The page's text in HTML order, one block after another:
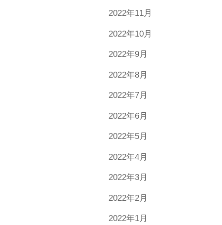
2022年11月
2022年10月
2022年9月
2022年8月
2022年7月
2022年6月
2022年5月
2022年4月
2022年3月
2022年2月
2022年1月